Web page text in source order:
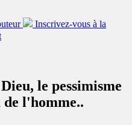
Inscrivez-vous à la
le pessimisme
de l'homme..